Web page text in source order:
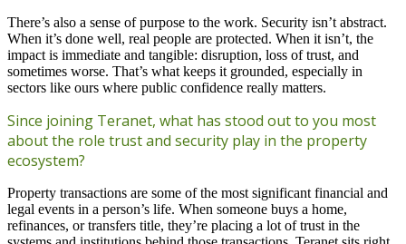
There’s also a sense of purpose to the work. Security isn’t abstract.
When it’s done well, real people are protected. When it isn’t, the
impact is immediate and tangible: disruption, loss of trust, and
sometimes worse. That’s what keeps it grounded, especially in
sectors like ours where public confidence really matters.
Since joining Teranet, what has stood out to you most
about the role trust and security play in the property
ecosystem?
Property transactions are some of the most significant financial and
legal events in a person’s life. When someone buys a home,
refinances, or transfers title, they’re placing a lot of trust in the